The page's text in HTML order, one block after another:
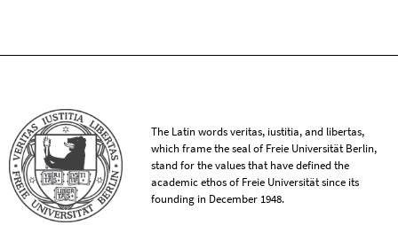
The Latin words veritas, iustitia, and libertas,
which frame the seal of Freie Universität Berlin,
stand for the values that have defined the
academic ethos of Freie Universität since its
founding in December 1948.